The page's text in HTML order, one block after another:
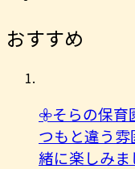
おすすめ
𖧷そらの保育
つもと違う
緒に楽しみ